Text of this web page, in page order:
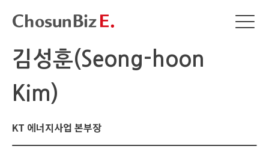
김성훈(Seong-hoon
Kim)
KT 에너지사업 본부장